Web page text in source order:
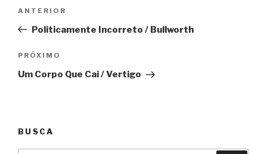
Post
Anterior
ANTERIOR
Politicamente Incorreto / Bullworth
Próximo
PRÓXIMO
Um Corpo Que Cai / Vertigo
BUSCA